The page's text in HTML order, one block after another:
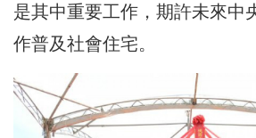
是其中重要工作，期許未來中
作普及社會住宅。